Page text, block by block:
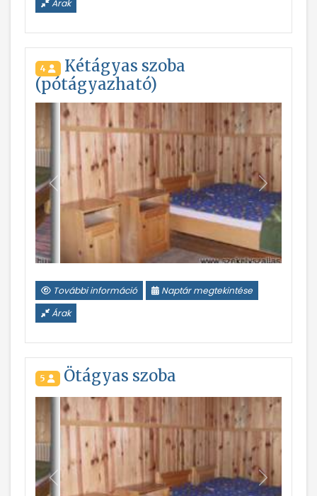
Árak
4
Kétágyas szoba
(pótágyazható)
Vissza
További információ
Naptár megtekintése
Árak
5 Ötágyas szoba
Vissza